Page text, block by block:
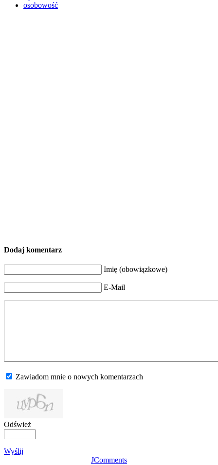
osobowość
Dodaj komentarz
Imię (obowiązkowe)
E-Mail
Zawiadom mnie o nowych komentarzach
Odśwież
Wyślij
JComments